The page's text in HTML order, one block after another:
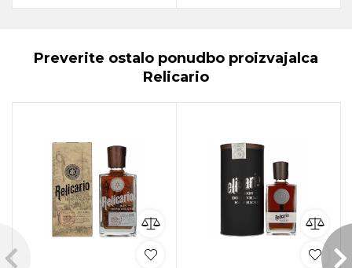
Preverite ostalo ponudbo proizvajalca
Relicario